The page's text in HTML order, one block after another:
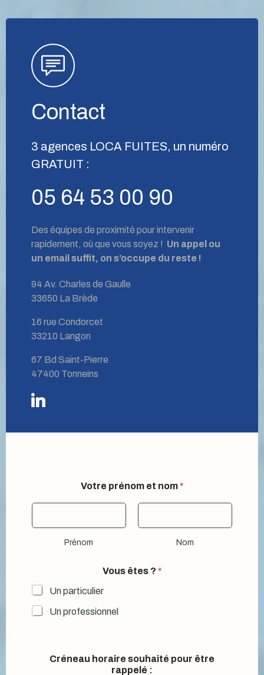
Contact
3 agences LOCA FUITES, un numéro
GRATUIT :
05 64 53 00 90
Des équipes de proximité pour intervenir
rapidement, où que vous soyez ! Un appel ou
un email suffit, on s’occupe du reste !
94 Av. Charles de Gaulle
33650 La Brède
16 rue Condorcet
33210 Langon
67 Bd Saint-Pierre
47400 Tonneins
Votre prénom et nom *
Prénom Nom
Vous êtes ? *
Un particulier
Un professionnel
Créneau horaire souhaité pour être
rappelé :